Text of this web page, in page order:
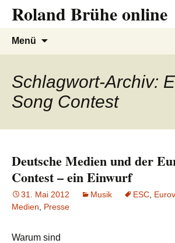
InhaltRoland Brühe online
Menü
Schlagwort-Archiv:
Song Contest
Deutsche Medien und der
Contest – ein Einwurf
31. Mai 2012 Musik ESC
Medien
Presse
Warum sind